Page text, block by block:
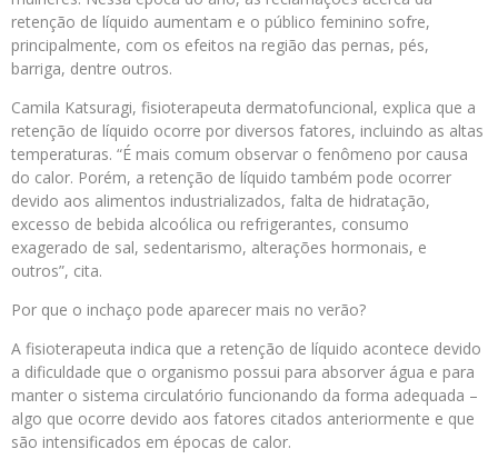
retenção de líquido aumentam e o público feminino sofre,
principalmente, com os efeitos na região das pernas, pés,
barriga, dentre outros.
Camila Katsuragi, fisioterapeuta dermatofuncional, explica que a
retenção de líquido ocorre por diversos fatores, incluindo as altas
temperaturas. “É mais comum observar o fenômeno por causa
do calor. Porém, a retenção de líquido também pode ocorrer
devido aos alimentos industrializados, falta de hidratação,
excesso de bebida alcoólica ou refrigerantes, consumo
exagerado de sal, sedentarismo, alterações hormonais, e
outros”, cita.
Por que o inchaço pode aparecer mais no verão?
A fisioterapeuta indica que a retenção de líquido acontece devido
a dificuldade que o organismo possui para absorver água e para
manter o sistema circulatório funcionando da forma adequada –
algo que ocorre devido aos fatores citados anteriormente e que
são intensificados em épocas de calor.